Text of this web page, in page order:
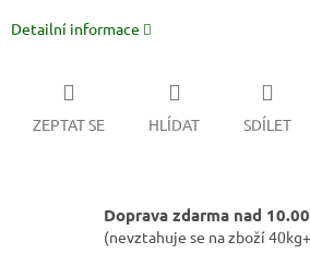
Detailní informace
ZEPTAT SE HLÍDAT SDÍLET
Doprava zdarma nad
(nevztahuje se na zboží